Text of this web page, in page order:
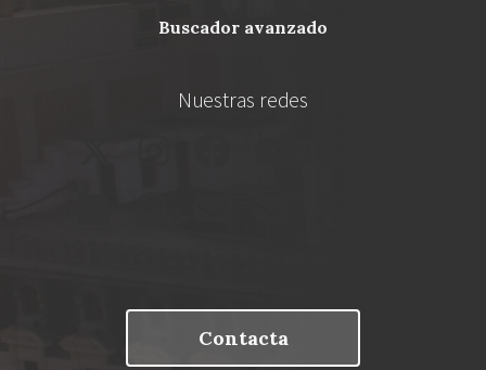
buscador avanzado
Nuestras redes
Contacta